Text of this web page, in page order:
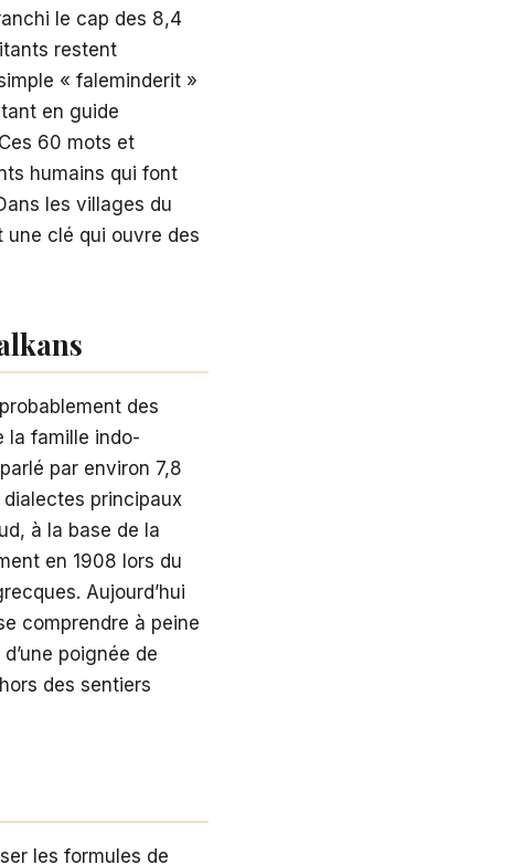
le cap des 8,4
restent
« faleminderit »
en guide
60 mots et
humains qui font
les villages du
une clé qui ouvre des
des
la famille indo-
par environ 7,8
principaux
à la base de la
en 1908 lors du
Aujourd’hui
comprendre à peine
poignée de
des sentiers
les formules de